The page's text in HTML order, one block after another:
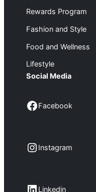
Rewards Program
Fashion and Style
Food and Wellness
Lifestyle
Social Media
Facebook Facebook
Instagram Instagram
LinkedIn Linkedin